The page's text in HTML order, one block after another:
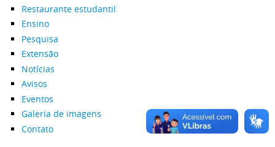
Restaurante estudantil
Ensino
Pesquisa
Extensão
Notícias
Avisos
Eventos
Galeria de imagens
Contato